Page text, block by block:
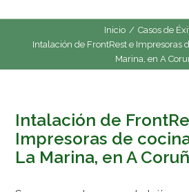
Inicio / Casos de
Intalación de FrontRest e Impresoras
Marina, en A
Intalación de
Impresoras de
La Marina, en A